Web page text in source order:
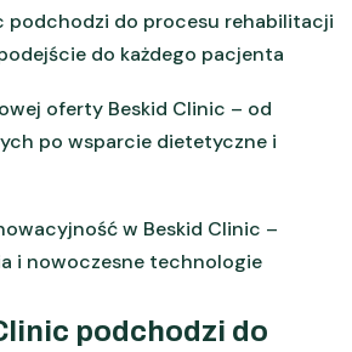
podchodzi do procesu rehabilitacji
do każdego pacjenta
oferty Beskid Clinic – od
po wsparcie dietetyczne i
w Beskid Clinic –
i nowoczesne technologie
podchodzi do